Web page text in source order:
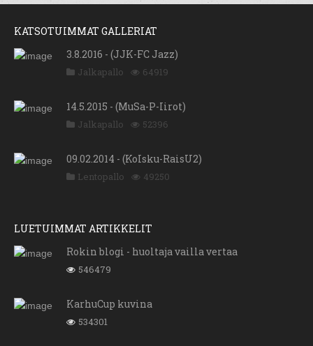
KATSOTUIMMAT GALLERIAT
3.8.2016 - (JJK-FC Jazz)
Jalkapallo 64919
14.5.2015 - (MuSa-P-Iirot)
Jalkapallo 52396
09.02.2014 - (KoIsku-RaisU2)
Lentopallo 49250
LUETUIMMAT ARTIKKELIT
Rokin blogi - huoltaja vailla vertaa
546479
KarhuCup kuvina
534301